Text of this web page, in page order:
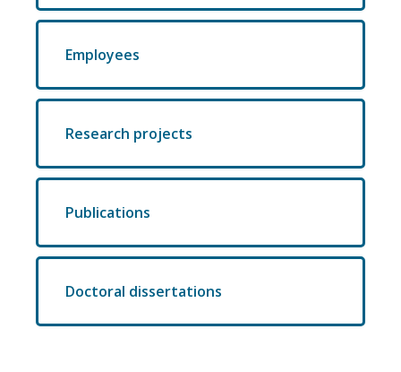
Employees
Research projects
Publications
Doctoral dissertations